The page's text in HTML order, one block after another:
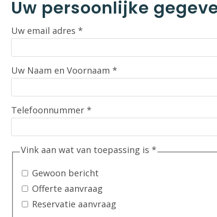
Uw persoonlijke
Uw email adres *
Uw Naam en Voornaam *
Telefoonnummer *
Vink aan wat van toepassing is *
Gewoon bericht
Offerte aanvraag
Reservatie aanvraag